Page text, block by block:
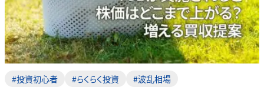
#投資初心者 #らくらく投資 #波乱相場